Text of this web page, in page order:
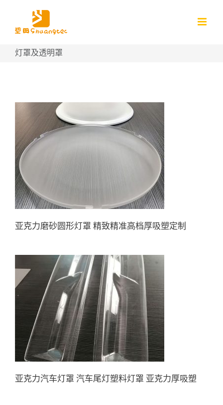
content
灯罩及透明罩
亚克力磨砂圆形灯罩 精致精准
高档厚吸塑定制
亚克力磨砂圆形灯罩 精致精准高档厚吸塑定制
亚克力汽车灯罩 汽车尾灯塑料
灯罩 亚克力厚吸塑
亚克力汽车灯罩 汽车尾灯塑料灯罩 亚克力厚吸塑